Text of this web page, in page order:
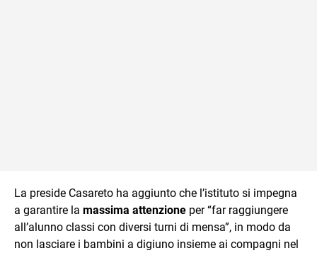
La preside Casareto ha aggiunto che l’istituto si impegna
a garantire la massima attenzione per “far raggiungere
all’alunno classi con diversi turni di mensa”, in modo da
non lasciare i bambini a digiuno insieme ai compagni nel